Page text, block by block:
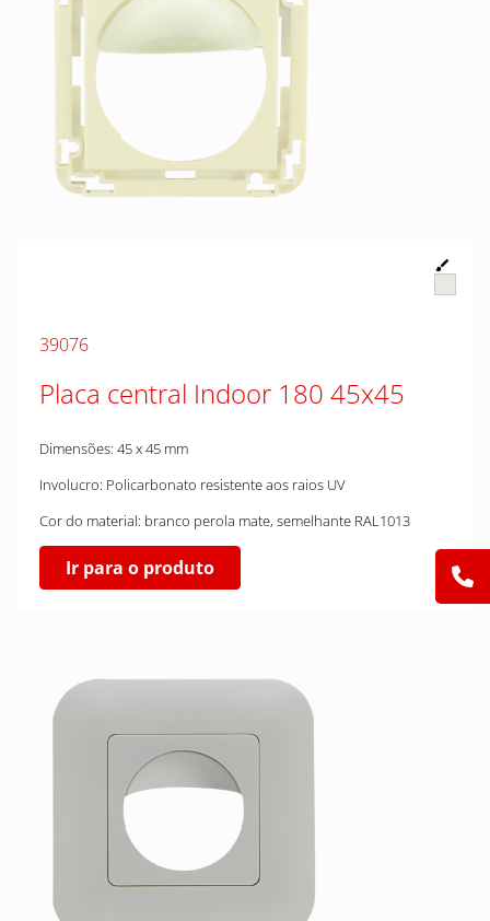
39076
Placa central Indoor 180 45x45
Dimensões: 45 x 45 mm
Involucro: Policarbonato resistente aos raios UV
Cor do material: branco perola mate, semelhante RAL1013
Ir para o produto